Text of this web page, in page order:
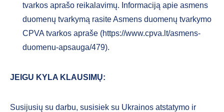
tvarkos aprašo reikalavimų. Informaciją apie asmens
duomenų tvarkymą rasite Asmens duomenų tvarkymo
CPVA tvarkos apraše (https://www.cpva.lt/asmens-
duomenu-apsauga/479).
JEIGU KYLA KLAUSIMŲ:
Susijusių su darbu, susisiek su Ukrainos atstatymo ir